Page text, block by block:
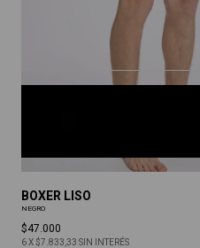
BOXER LISO
NEGRO
$47.000
6X$7.833,33 SIN INTERÉS